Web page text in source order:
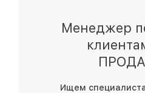
Менеджер
Ищем